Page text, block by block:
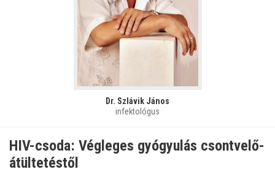
Dr. Szlávik János
infektológus
HIV-csoda: Végleges gyógyulás csontvelő-
átültetéstől